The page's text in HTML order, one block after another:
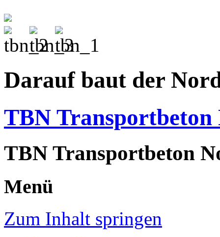
Darauf baut der
TBN
TBN Transportbeton
Menü
Zum Inhalt springen